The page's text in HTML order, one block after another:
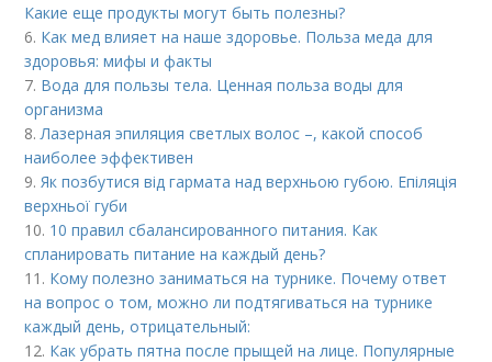
Какие еще продукты могут быть полезны?
6. Как мед влияет на наше здоровье. Польза меда для
здоровья: мифы и факты
7. Вода для пользы тела. Ценная польза воды для
организма
8.Лазерная эпиляция светлых волос –, какой способ
наиболее эффективен
9.Як позбутися від гармата над верхньою губою. Епіляція
верхньої губи
10. 10 правил сбалансированного питания. Как
спланировать питание на каждый день?
11. Кому полезно заниматься на турнике. Почему ответ
на вопрос о том, можно ли подтягиваться на турнике
каждый день, отрицательный:
12. Как убрать пятна после прыщей на лице. Популярные